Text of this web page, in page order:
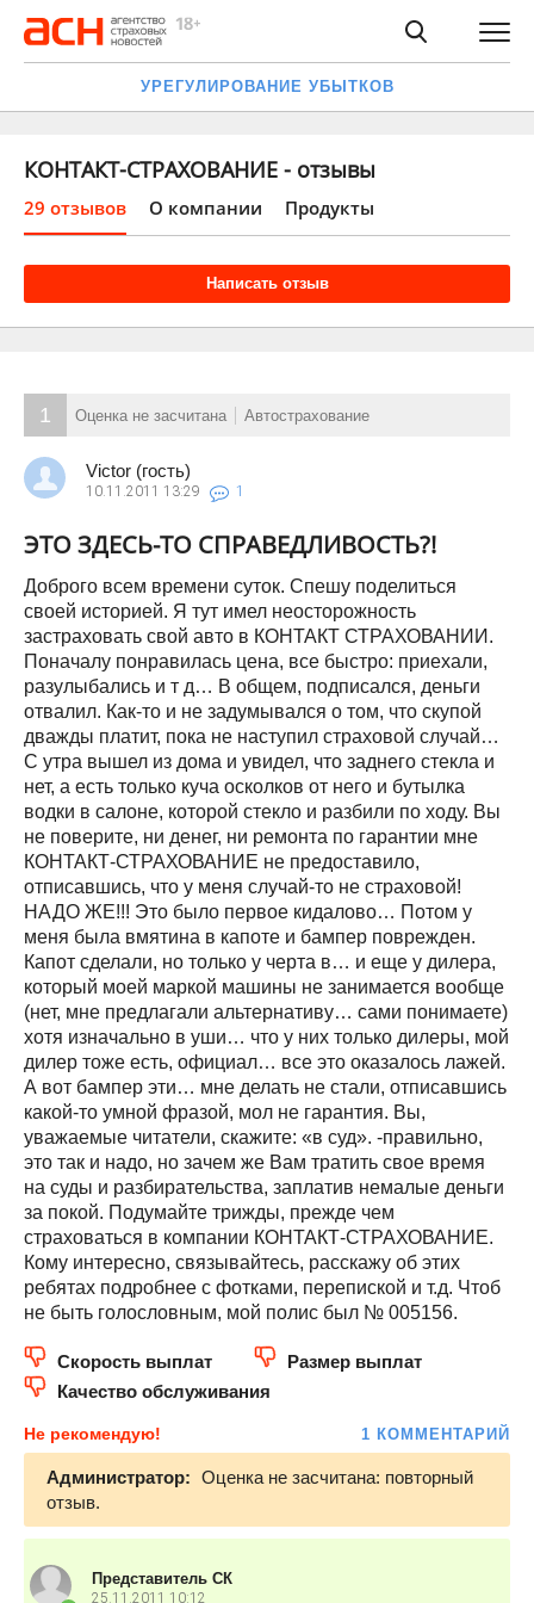
УРЕГУЛИРОВАНИЕ УБЫТКОВ
КОНТАКТ-СТРАХОВАНИЕ - отзывы
29 отзывов О компании Продукты
Написать отзыв
1 Оценка не засчитана Автострахование
Victor (гость)
10.11.2011 13:29 1
ЭТО ЗДЕСЬ-ТО СПРАВЕДЛИВОСТЬ?!
Доброго всем времени суток. Спешу поделиться
своей историей. Я тут имел неосторожность
застраховать свой авто в КОНТАКТ СТРАХОВАНИИ.
Поначалу понравилась цена, все быстро: приехали,
разулыбались и т д… В общем, подписался, деньги
отвалил. Как-то и не задумывался о том, что скупой
дважды платит, пока не наступил страховой случай…
С утра вышел из дома и увидел, что заднего стекла и
нет, а есть только куча осколков от него и бутылка
водки в салоне, которой стекло и разбили по ходу. Вы
не поверите, ни денег, ни ремонта по гарантии мне
КОНТАКТ-СТРАХОВАНИЕ не предоставило,
отписавшись, что у меня случай-то не страховой!
НАДО ЖЕ!!! Это было первое кидалово… Потом у
меня была вмятина в капоте и бампер поврежден.
Капот сделали, но только у черта в… и еще у дилера,
который моей маркой машины не занимается вообще
(нет, мне предлагали альтернативу… сами понимаете)
хотя изначально в уши… что у них только дилеры, мой
дилер тоже есть, официал… все это оказалось лажей.
А вот бампер эти… мне делать не стали, отписавшись
какой-то умной фразой, мол не гарантия. Вы,
уважаемые читатели, скажите: «в суд». -правильно,
это так и надо, но зачем же Вам тратить свое время
на суды и разбирательства, заплатив немалые деньги
за покой. Подумайте трижды, прежде чем
страховаться в компании КОНТАКТ-СТРАХОВАНИЕ.
Кому интересно, связывайтесь, расскажу об этих
ребятах подробнее с фотками, перепиской и т.д. Чтоб
не быть голословным, мой полис был № 005156.
Скорость выплат
Размер выплат
Качество обслуживания
Не рекомендую! 1 КОММЕНТАРИЙ
Администратор: Оценка не засчитана: повторный
отзыв.
Представитель СК
25.11.2011 10:12